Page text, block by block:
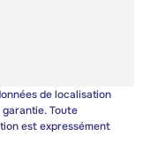
de localisation
Toute
est expressément